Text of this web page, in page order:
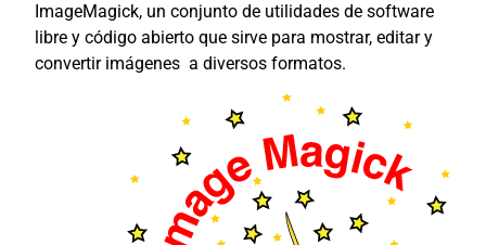
ImageMagick, un conjunto de utilidades de software
libre y código abierto​ que sirve para mostrar, editar y
convertir imágenes a diversos formatos.